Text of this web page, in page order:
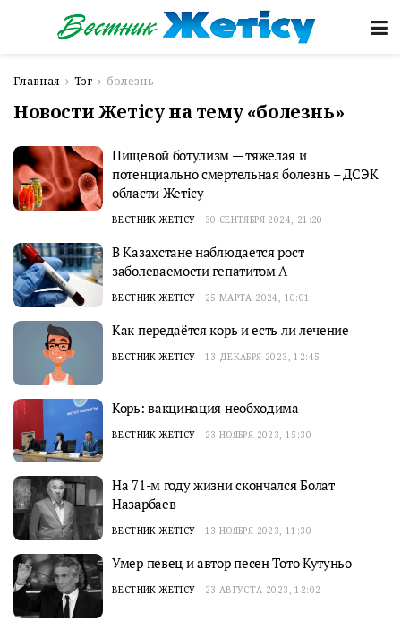
Главная Тэг болезнь
Новости Жетісу на тему «болезнь»
Пищевой ботулизм — тяжелая и
потенциально смертельная болезнь – ДСЭК
области Жетісу
ВЕСТНИК ЖЕТІСУ 30 СЕНТЯБРЯ 2024, 21:20
В Казахстане наблюдается рост
заболеваемости гепатитом А
ВЕСТНИК ЖЕТІСУ 25 МАРТА 2024, 10:01
Как передаётся корь и есть ли лечение
ВЕСТНИК ЖЕТІСУ 13 ДЕКАБРЯ 2023, 12:45
Корь: вакцинация необходима
ВЕСТНИК ЖЕТІСУ 23 НОЯБРЯ 2023, 15:30
На 71-м году жизни скончался Болат
Назарбаев
ВЕСТНИК ЖЕТІСУ 13 НОЯБРЯ 2023, 11:30
Умер певец и автор песен Тото Кутуньо
ВЕСТНИК ЖЕТІСУ 23 АВГУСТА 2023, 12:02